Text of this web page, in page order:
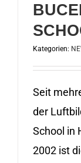
Kategorien:
Seit
der
School in
2002 ist